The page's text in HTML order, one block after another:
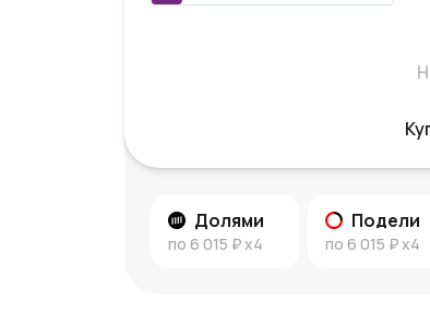
Долями
по 6 015 ₽x4
Подели
по 6 015 ₽x4